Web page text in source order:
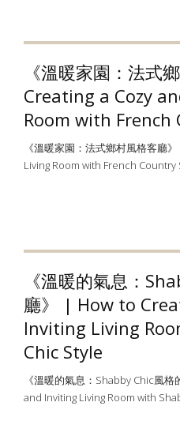
《溫暖家園：法式
Creating a Cozy
Room with French
《溫暖家園：法式鄉村風格客廳
Living Room with French Country
《溫暖的氣息：
廳》 | How to
Inviting Living
Chic Style
《溫暖的氣息：Shabby Chic風
and Inviting Living Room with